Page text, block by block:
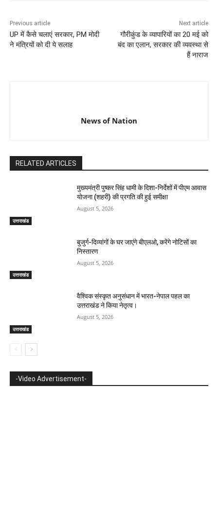
Previous article
UP में कैसे चलाएं सरकार, PM मोदी
ने मंत्रियों को दी ये सलाह
Next article
गौरीकुंड के व्यापारियों का 20 मई को
बंद का एलान, सरकार की व्यवस्था से
हैं नाराज
News of Nation
RELATED ARTICLES
उत्तराखंड
मुख्यमंत्री पुष्कर सिंह धामी के दिशा-निर्देशों में पीएम आवास
योजना (शहरी) की प्रगति की हुई समीक्षा
August 5, 2026
उत्तराखंड
बुजुर्ग-दिव्यांगों के घर जाएंगे बीएलओ, करेंगे नोटिसों का
निस्तारण
August 5, 2026
उत्तराखंड
वैश्विक संस्कृत अनुसंधान में भारत-नेपाल पहल का
उत्तराखंड ने किया नेतृत्व।
August 5, 2026
-Video Advertisement-